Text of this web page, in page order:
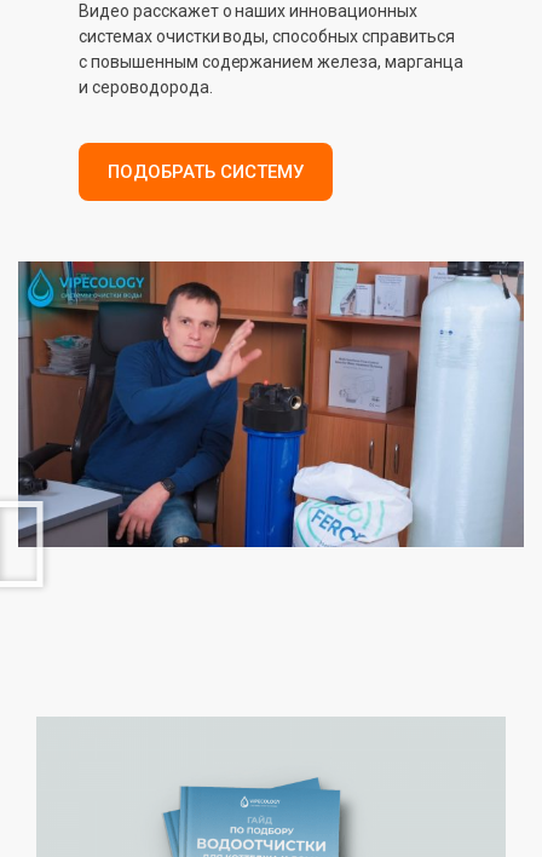
Видео расскажет о наших инновационных
системах очистки воды, способных справиться
с повышенным содержанием железа, марганца
и сероводорода.
ПОДОБРАТЬ СИСТЕМУ